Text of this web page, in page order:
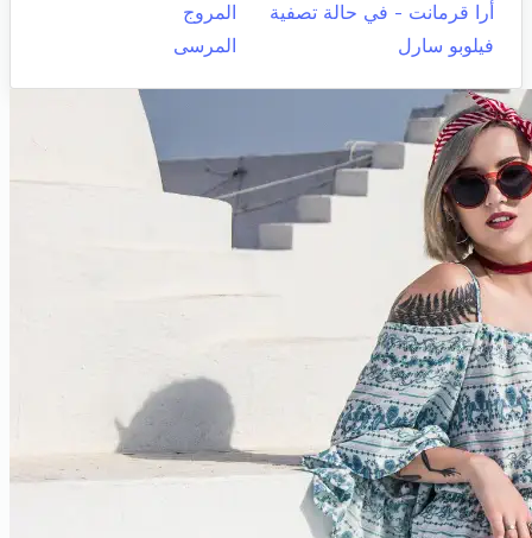
أرا قرمانت - في حالة تصفية
المروج
فيلوبو سارل
المرسى